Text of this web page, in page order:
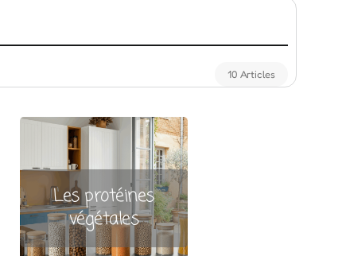
10 Articles
Les protéines
végétales